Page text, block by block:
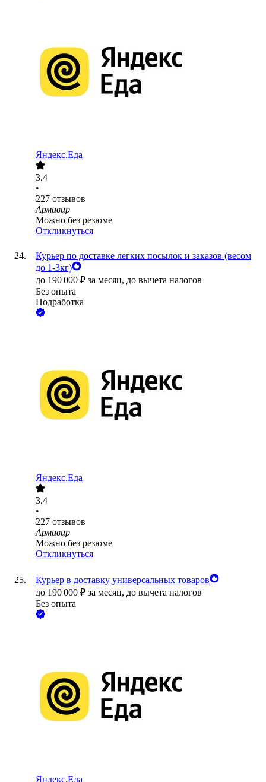
Яндекс.Еда
3.4
•
227 отзывов
Армавир
Можно без резюме
Откликнуться
Курьер по доставке легких посылок и заказов (весом
до 1-3кг)
до 190 000 ₽ за месяц, до вычета налогов
Без опыта
Подработка
Яндекс.Еда
3.4
•
227 отзывов
Армавир
Можно без резюме
Откликнуться
Курьер в доставку универсальных товаров
до 190 000 ₽ за месяц, до вычета налогов
Без опыта
Яндекс.Еда